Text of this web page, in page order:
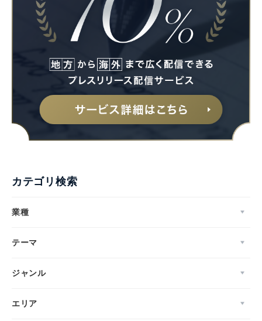
カテゴリ検索
業種
テーマ
ジャンル
エリア